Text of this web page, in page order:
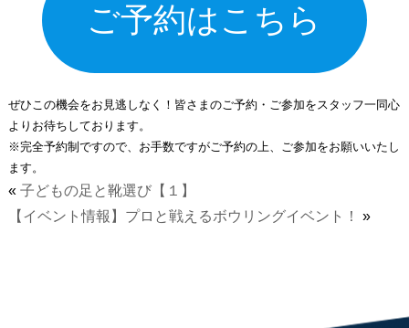
ご予約はこちら
ぜひこの機会をお見逃しなく！皆さまのご予約・ご参加をスタッフ一同心
よりお待ちしております。
※完全予約制ですので、お手数ですがご予約の上、ご参加をお願いいたし
ます。
« 子どもの足と靴選び【１】
【イベント情報】プロと戦えるボウリングイベント！
»